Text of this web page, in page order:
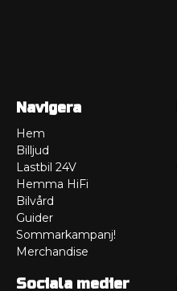
Navigera
Hem
Billjud
Lastbil 24V
Hemma HiFi
Bilvård
Guider
Sommarkampanj!
Merchandise
Sociala medier